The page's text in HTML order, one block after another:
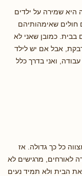
היא שמירה על ילדים
חולים שאימהותיהם
בבית. כמובן שאני לא
אבל אם יש לילד
ואני בדרך כלל
כל כך גדולה. אז
לאורחים, מרגישים לא
הבית ולא תמיד נעים